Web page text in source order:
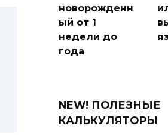
новорожденн
ый от 1
недели до
года
NEW! ПОЛЕЗНЫЕ
КАЛЬКУЛЯТОРЫ